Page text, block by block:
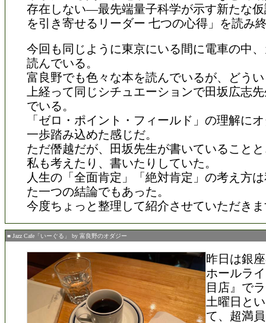
存在しない―最先端量子科学が示す新たな
を引き寄せるリーダー 七つの心得」を読み
今回も同じように東京にいる間に電車の中
読んでいる。
富良野でも色々な本を読んでいるが、どう
上経って同じシチュエーションで田坂広志
でいる。
「ゼロ・ポイント・フィールド」の理解に
一歩踏み込めた感じだ。
ただ僭越だが、田坂先生が書いていること
私も考えたり、書いたりしていた。
人生の「全面肯定」「絶対肯定」の考え方
た一つの結論でもあった。
今度ちょっと整理して紹介させていただき
■ Jazz Cafe「いーぐる」 by 富良野のオダジー
昨日は銀
ホールラ
目店』で
土曜日と
て、超満